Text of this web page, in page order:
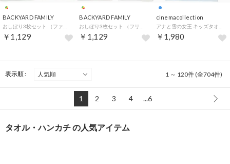
BACKYARD FAMILY
￥1,129
BACKYARD FAMILY
￥1,129
cinemacollection
￥1,980
表示順 : 1 ～ 120件 (全704件)
1 2 3 4 ...6
タオル・ハンカチ の人気アイテム